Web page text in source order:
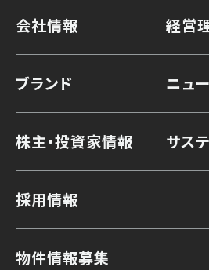
会社情報 経営
ブランド ニュ
株主・投資家情報 サス
採用情報
物件情報募集